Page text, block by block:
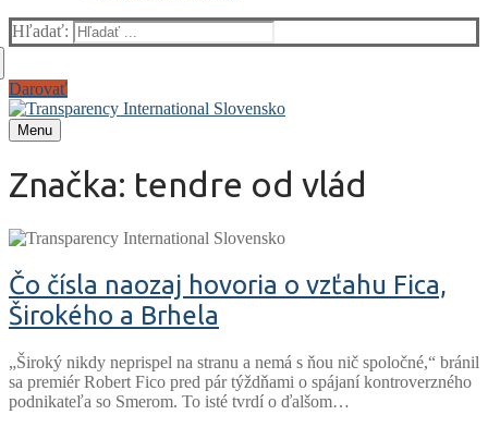
Hľadať:
Darovať
Menu
Značka: tendre od vlád
Čo čísla naozaj hovoria o vzťahu Fica,
Širokého a Brhela
„Široký nikdy neprispel na stranu a nemá s ňou nič spoločné,“ bránil
sa premiér Robert Fico pred pár týždňami o spájaní kontroverzného
podnikateľa so Smerom. To isté tvrdí o ďalšom…